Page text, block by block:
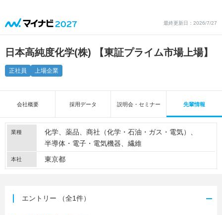
最終更新日：2026/7/27
日本高純度化学(株) 【東証プライム市場上場】
正社員 上場企業
会社概要 採用データ 説明会・セミナー 先輩情報
業種 化学 薬品
商社（化学・石油・ガス・電気）
半導体・電子・電気機器
繊維
本社 東京都
エントリー （全1件）